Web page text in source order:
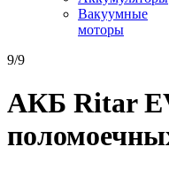
Вакуумные
моторы
9/9
АКБ Ritar